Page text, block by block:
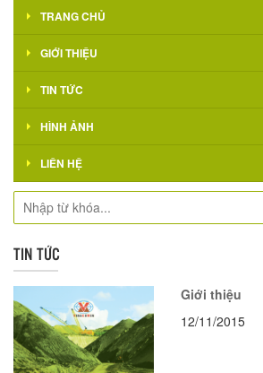
TRANG CHỦ
GIỚI THIỆU
TIN TỨC
HÌNH ẢNH
LIÊN HỆ
TIN TỨC
Giới thiệu
12/11/2015